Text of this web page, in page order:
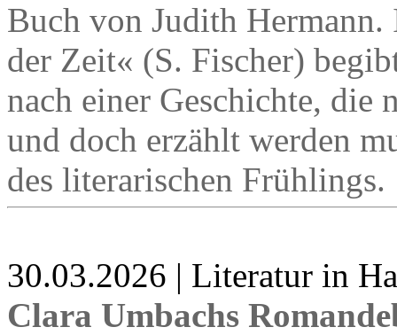
Buch von Judith
der Zeit« (S. Fischer)
nach einer Geschichte, die
und doch erzählt werden
des literarischen Frühlings.
30.03.2026 | Literatur in
Clara Umbachs